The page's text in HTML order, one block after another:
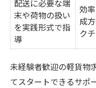
配送に必要な端
末や荷物の扱い
を実践形式で指
導
効
成
ク
未経験者歓迎の軽貨物
てスタートできるサポ